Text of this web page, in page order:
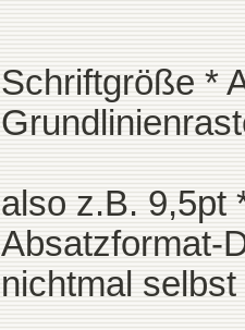
Schriftgröße *
also z.B. 9,5pt
Absatzformat-
nichtmal